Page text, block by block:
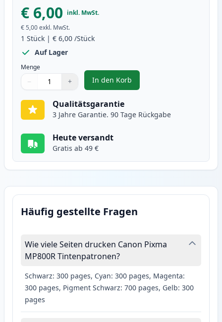
€ 6,00 inkl. MwSt.
€ 5,00exkl. MwSt.
1 Stück | € 6,00 /Stück
Auf Lager
Menge
Verwenden Sie die Tasten, um anzupassen
− +
1
In den Korb
, Canon CLI-8Y foto gelb
Qualitätsgarantie
3 Jahre Garantie. 90 Tage Rückgabe
Heute versandt
Gratis ab 49 €
Häufig gestellte Fragen
Wie viele Seiten drucken Canon Pixma
MP800R Tintenpatronen?
Schwarz: 300 pages, Cyan: 300 pages, Magenta:
300 pages, Pigment Schwarz: 700 pages, Gelb: 300
pages